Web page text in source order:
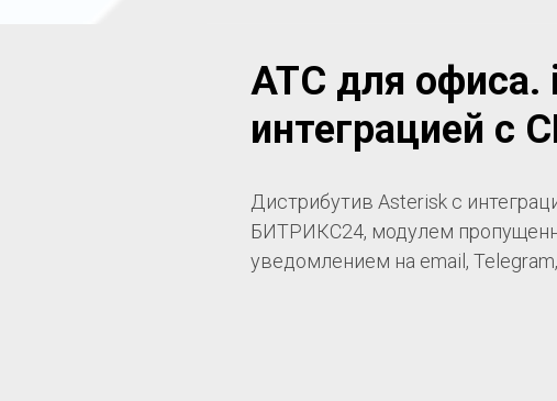
АТС для офиса.
интеграцией с
Дистрибутив Asterisk с
БИТРИКС24, модулем
уведомлением на email,